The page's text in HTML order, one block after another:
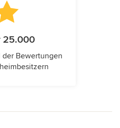
25.000
der Bewertungen